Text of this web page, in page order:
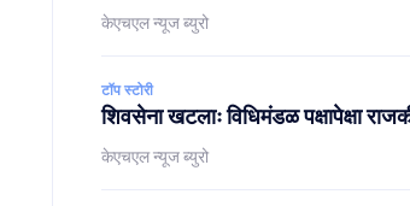
केएचएल न्यूज ब्युरो
टॉप स्टोरी
शिवसेना खटलाः विधिमंडळ पक्षापेक्षा
केएचएल न्यूज ब्युरो